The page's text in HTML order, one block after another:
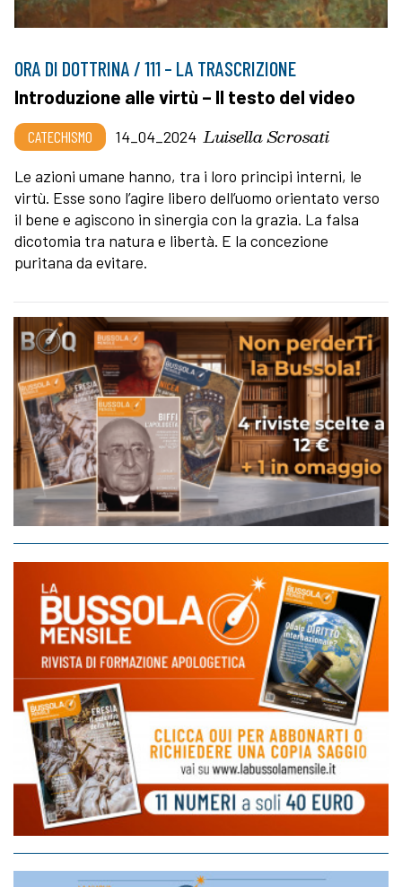
ORA DI DOTTRINA / 111 – LA TRASCRIZIONE
Introduzione alle virtù – Il testo del video
CATECHISMO 14_04_2024 Luisella Scrosati
Le azioni umane hanno, tra i loro principi interni, le
virtù. Esse sono l’agire libero dell’uomo orientato verso
il bene e agiscono in sinergia con la grazia. La falsa
dicotomia tra natura e libertà. E la concezione
puritana da evitare.